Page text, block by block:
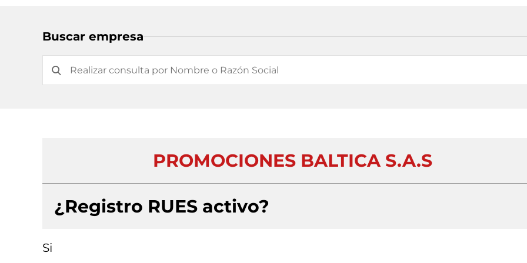
Buscar empresa
PROMOCIONES BALTICA S.A.S
¿Registro RUES activo?
Si